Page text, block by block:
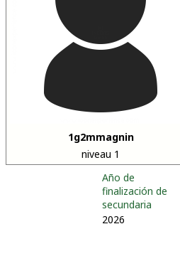
1g2mmagnin
niveau 1
Año de
finalización de
secundaria
2026